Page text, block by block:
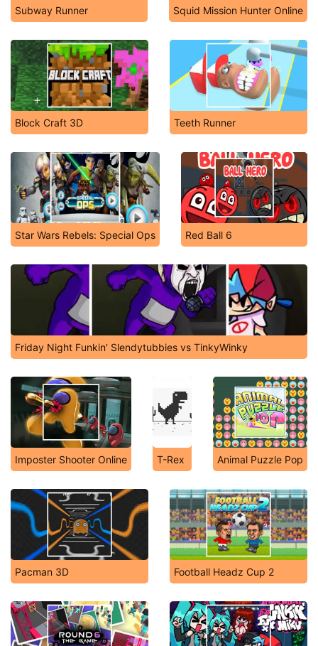
Subway Runner Squid Mission Hunter Online
Block Craft 3D Teeth Runner
Star Wars Rebels: Special Ops Red Ball 6
Friday Night Funkin' Slendytubbies vs TinkyWinky
Imposter Shooter Online T-Rex Animal Puzzle Pop
Pacman 3D Football Headz Cup 2